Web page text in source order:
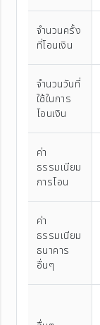
จำนวนครั้ง
ที่โอนเงิน
จำนวนวันที่
ใช้ในการ
โอนเงิน
ค่า
ธรรมเนียม
การโอน
ค่า
ธรรมเนียม
ธนาคาร
อื่นๆ